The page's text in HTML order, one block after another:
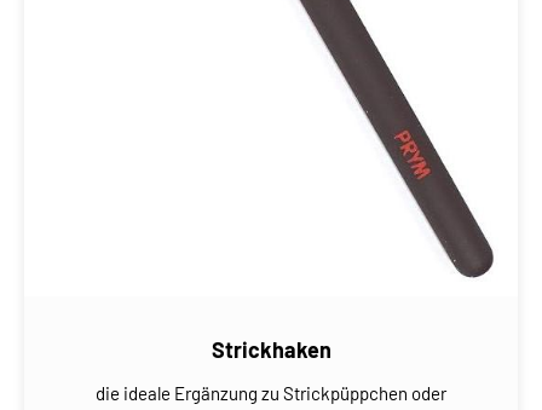
Strickhaken
die ideale Ergänzung zu Strickpüppchen oder